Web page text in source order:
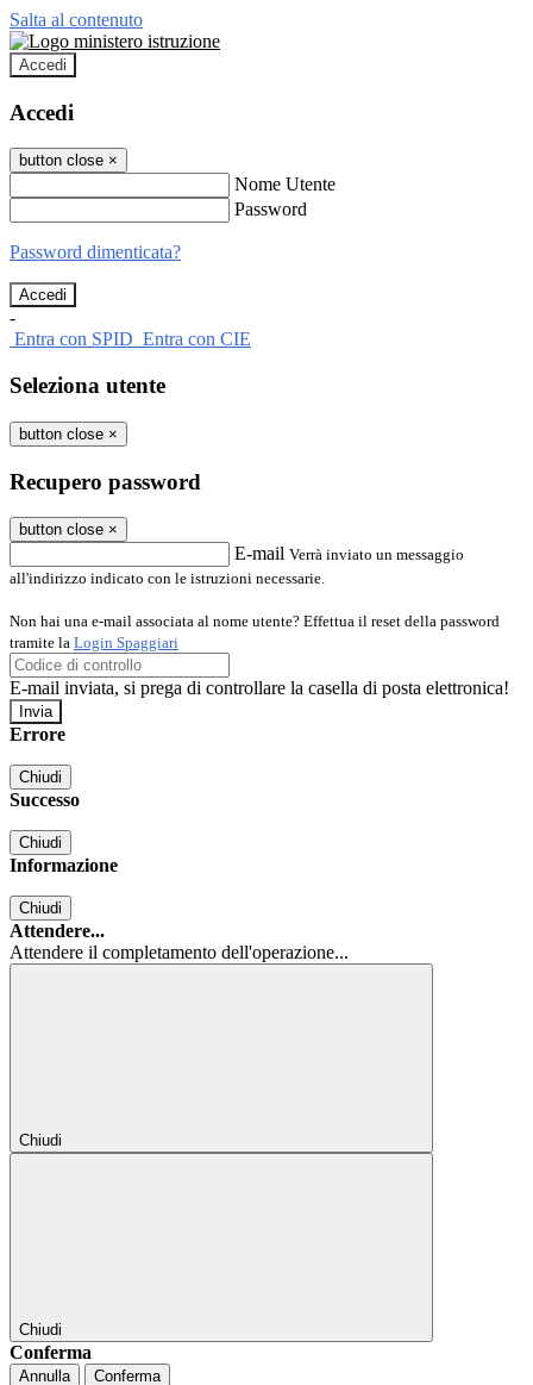
Salta al contenuto
Accedi
Accedi
button close ×
Nome Utente
Password
Password dimenticata?
-
Entra con SPID Entra con CIE
Seleziona utente
button close ×
Recupero password
button close ×
E-mail Verrà inviato un messaggio
all'indirizzo indicato con le istruzioni necessarie.
Non hai una e-mail associata al nome utente? Effettua il reset della password
tramite la Login Spaggiari
E-mail inviata, si prega di controllare la casella di posta elettronica!
Errore
Chiudi
Successo
Chiudi
Informazione
Chiudi
Attendere...
Attendere il completamento dell'operazione...
Chiudi
Chiudi
Conferma
Annulla Conferma